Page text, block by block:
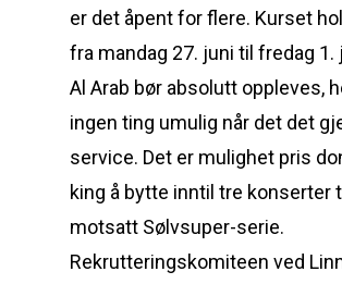
er det åpent for flere. Kurset
fra mandag 27. juni til fredag 1.
Al Arab bør absolutt oppleves,
ingen ting umulig når det det
service. Det er mulighet pris
king å bytte inntil tre konserter
motsatt Sølvsuper-serie.
Rekrutteringskomiteen ved